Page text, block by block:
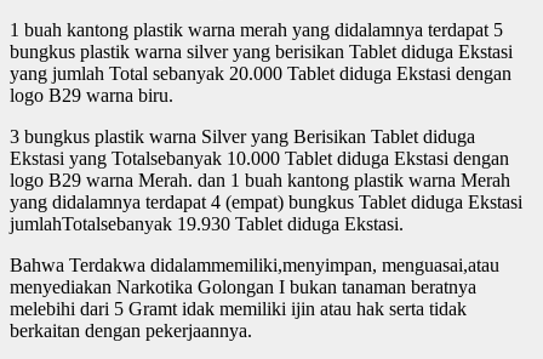
1 buah kantong plastik warna merah yang didalamnya terdapat 5
bungkus plastik warna silver yang berisikan Tablet diduga Ekstasi
yang jumlah Total sebanyak 20.000 Tablet diduga Ekstasi dengan
logo B29 warna biru.
3 bungkus plastik warna Silver yang Berisikan Tablet diduga
Ekstasi yang Totalsebanyak 10.000 Tablet diduga Ekstasi dengan
logo B29 warna Merah. dan 1 buah kantong plastik warna Merah
yang didalamnya terdapat 4 (empat) bungkus Tablet diduga Ekstasi
jumlahTotalsebanyak 19.930 Tablet diduga Ekstasi.
Bahwa Terdakwa didalammemiliki,menyimpan, menguasai,atau
menyediakan Narkotika Golongan I bukan tanaman beratnya
melebihi dari 5 Gramt idak memiliki ijin atau hak serta tidak
berkaitan dengan pekerjaannya.